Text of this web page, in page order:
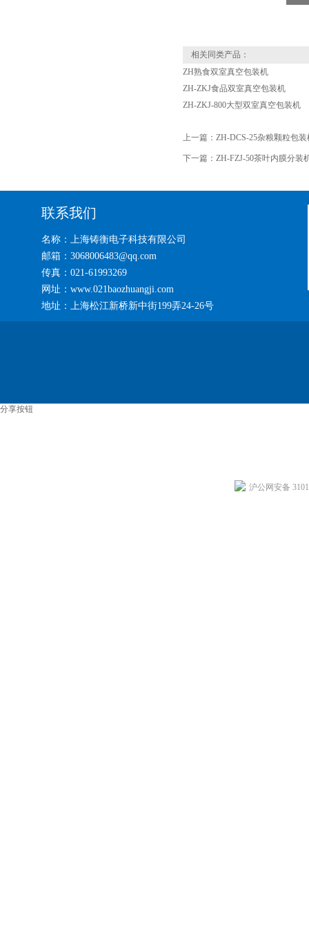
相关同类产品：
ZH熟食双室真空包装机
ZH-ZKJ食品双室真空包装机
ZH-ZKJ-800大型双室真空包装机
上一篇： ZH-DCS-25杂粮颗粒包装
下一篇： ZH-FZJ-50茶叶内膜分装
联系我们
名称：上海铸衡电子科技有限公司
邮箱：3068006483@qq.com
传真：021-61993269
网址：www.021baozhuangji.com
地址：上海松江新桥新中街199弄24-26号
分享按钮
沪公网安备